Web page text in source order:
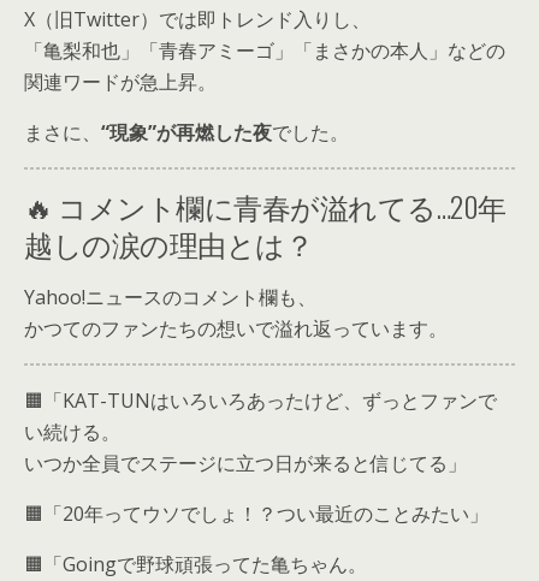
X（旧Twitter）では即トレンド入りし、
「亀梨和也」「青春アミーゴ」「まさかの本人」などの
関連ワードが急上昇。
まさに、 “現象”が再燃した夜でした。
🔥 コメント欄に青春が溢れてる…20年
越しの涙の理由とは？
Yahoo!ニュースのコメント欄も、
かつてのファンたちの想いで溢れ返っています。
🟧「KAT-TUNはいろいろあったけど、ずっとファンで
い続ける。
いつか全員でステージに立つ日が来ると信じてる」
🟧「20年ってウソでしょ！？つい最近のことみたい」
🟧「Goingで野球頑張ってた亀ちゃん。